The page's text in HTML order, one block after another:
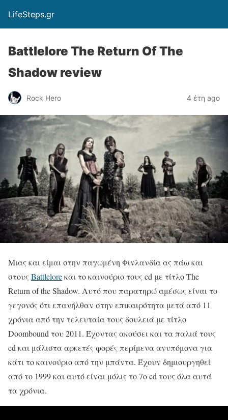
LifeSteps.gr
Battlelore The Return Of The
Shadow review
Rock Hero 4 έτη ago
Μιας και είμαι στην παγωμένη Φινλανδία ας πάω και
στους Battleloreκαι το καινούριο τους cd με τίτλο The
Return of the Shadow. Αυτό που παρατηρώ αμέσως είναι το
γεγονός ότι επανήλθαν στην επικαιρότητα μετά από 11
χρόνια από την τελευταία τους δουλειά με τίτλο
Doombound του 2011. Έχοντας ακούσει και τα παλιά τους
cd και μάλιστα αρκετές φορές περίμενα ανυπόμονα για
κάτι το καινούριο από την μπάντα. Έχουν δημιουργηθεί
από το 1999 και αυτό είναι μόλις το 7ο cd τους όλα αυτά
τα χρόνια.